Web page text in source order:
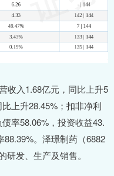
收入1.68亿元，同比上升5
上升28.45%；扣非净利
率58.06%，投资收益43.
。泽璟制药（6882
发、生产及销售。